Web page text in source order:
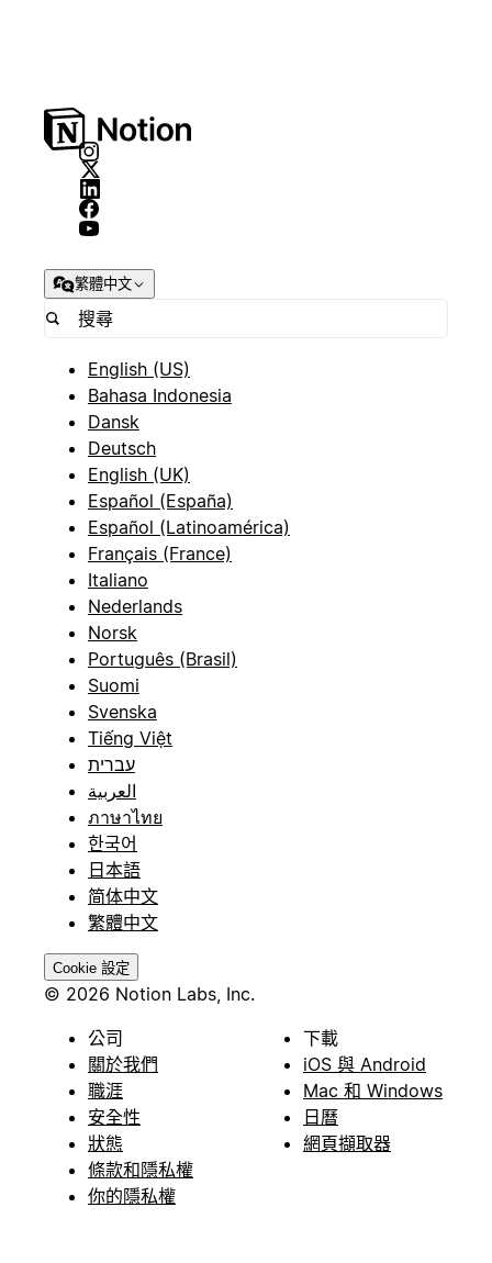
繁體中文
English (US)
Bahasa Indonesia
Dansk
Deutsch
English (UK)
Español (España)
Español (Latinoamérica)
Français (France)
Italiano
Nederlands
Norsk
Português (Brasil)
Suomi
Svenska
Tiếng Việt
עברית
العربية
ภาษาไทย
한국어
日本語
简体中文
繁體中文
Cookie 設定
© 2026 Notion Labs, Inc.
公司
關於我們
職涯
安全性
狀態
條款和隱私權
你的隱私權
下載
iOS 與 Android
Mac 和 Windows
日曆
網頁擷取器